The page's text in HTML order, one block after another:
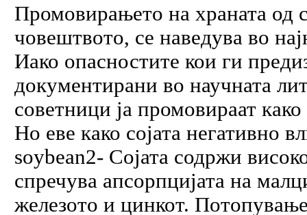
Промовирањето на храната од
човештвото, се наведува во
Иако опасностите кои ги
документирани во научната
советници ја промовираат
Но еве како сојата негативно
soybean2- Сојата содржи
спречува апсорпцијата на
железото и цинкот.